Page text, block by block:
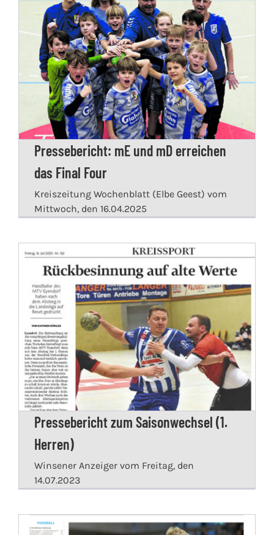
Pressebericht: mE und mD erreichen
das Final Four
Kreiszeitung Wochenblatt (Elbe Geest) vom
Mittwoch, den 16.04.2025
Pressebericht zum Saisonwechsel (1.
Herren)
Winsener Anzeiger vom Freitag, den
14.07.2023